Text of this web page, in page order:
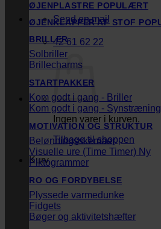
Send en mail
42 61 62 22
Ingen varer i kurven.
Tilbage til shoppen
Kurv
ØJENPLASTRE
ØJENKLAPPER AF STOF
BRILLER
Solbriller
Brillecharms
STARTPAKKER
Kom godt i gang - Briller
Kom godt i gang - Synstræning
MOTIVATION OG STRUKTUR
Belønningsskemaer
Visuelle ure (Time Timer)
Piktogrammer
RO OG FORDYBELSE
Plyssede varmedunke
Fidgets
Bøger og aktivitetshæfter